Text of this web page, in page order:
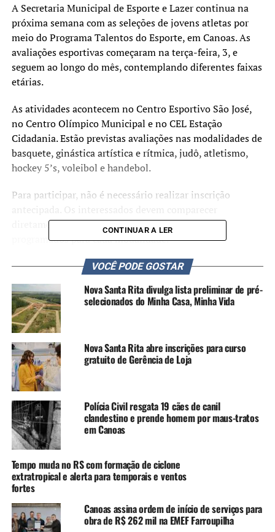
A Secretaria Municipal de Esporte e Lazer continua na
próxima semana com as seleções de jovens atletas por
meio do Programa Talentos do Esporte, em Canoas. As
avaliações esportivas começaram na terça-feira, 3, e
seguem ao longo do mês, contemplando diferentes faixas
etárias.
As atividades acontecem no Centro Esportivo São José,
no Centro Olímpico Municipal e no CEL Estação
Cidadania. Estão previstas avaliações nas modalidades de
basquete, ginástica artística e rítmica, judô, atletismo,
hockey 5’s, voleibol e handebol.
Para participar, não é necessário realizar inscrição
diretamente ao local indicado, na data e horário
programados para cada modalidade.
Confira o calendário:
9 de março
Ginástica Artística Feminina – nascidas entre 2013 e
2020, às 9h30
Local: CEL Estação Cidadania, Avenida Rio Grande do
Sul, 3320, bairro Mathias Velho
10 de março
Voleibol Masculino Adulto – nascidos a partir de 2007, às
19h
Local: Centro Olímpico Municipal, Avenida Araguaia,
1151, bairro Igara
11 de março
Handebol Masculino Mirim e Infantil – nascidos entre
2010 e 2014, às 16h
Local: Centro Olímpico Municipal, Avenida Araguaia,
1151, bairro Igara
CONTINUAR A LER
VOCÊ PODE GOSTAR
Nova Santa Rita divulga lista preliminar de pré-
selecionados do Minha Casa, Minha Vida
Nova Santa Rita abre inscrições para curso
gratuito de Gerência de Loja
Polícia Civil resgata 19 cães de canil
clandestino e prende homem por maus-tratos
em Canoas
Tempo muda no RS com formação de ciclone
extratropical e alerta para temporais e ventos
fortes
Canoas assina ordem de início de serviços para
obra de R$ 262 mil na EMEF Farroupilha